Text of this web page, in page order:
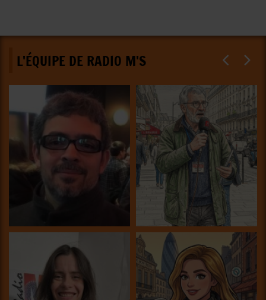
L'ÉQUIPE DE RADIO M'S